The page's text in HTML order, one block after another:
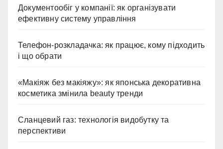
Документообіг у компанії: як організувати
ефективну систему управління
Телефон-розкладачка: як працює, кому підходить
і що обрати
«Макіяж без макіяжу»: як японська декоративна
косметика змінила beauty тренди
Сланцевий газ: технологія видобутку та
перспективи